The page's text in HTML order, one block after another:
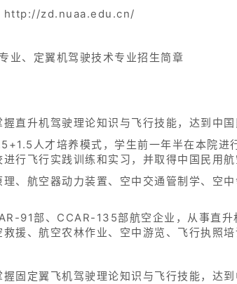
http://zd.nuaa.edu.cn/
业、定翼机驾驶技术专业招生简章
直升机驾驶理论知识与飞行技能，达到中
人才培养模式，学生前一年半在本院
行飞行实践训练和实习，并取得中国民用航
、航空器动力装置、空中交通管制学、空
91部、CCAR-135部航空企业，从事直
援、航空农林作业、空中游览、飞行执照培
固定翼飞机驾驶理论知识与飞行技能，达